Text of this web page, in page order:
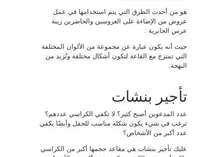
هو من أحدث الطرق التي يتم استخدامها في عمل
عروض من الإضاءة على العروسين والحاضرين زينة
عرس الجابرية .
حيث أنه يكون عبارة عن مجموعة من الألوان المختلفة
التي تمتزج مع القاعة لتكون أشكال مختلفة وتُزيد من
البهجة.
تأجير بنشات
عدد المدعوين أصبح كثير؟ لا تكفي الكراسي عددهم؟
ترغب في شيء يكون شكله مناسب للحفل وأيضًا يكفي
عدد أكبر من الأشخاص؟
عليك تأجير بنشات هي مقاعد حجمها أكبر من الكراسي